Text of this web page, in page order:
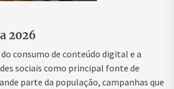
2026
consumo de conteúdo digital e a
sociais como principal fonte de
parte da população, campanhas que